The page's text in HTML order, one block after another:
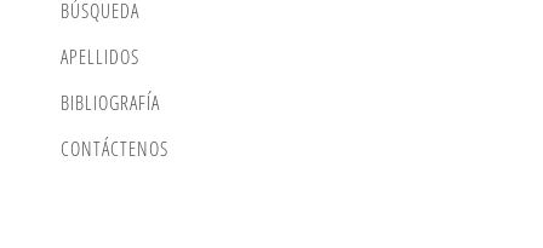
BÚSQUEDA
APELLIDOS
BIBLIOGRAFÍA
CONTÁCTENOS